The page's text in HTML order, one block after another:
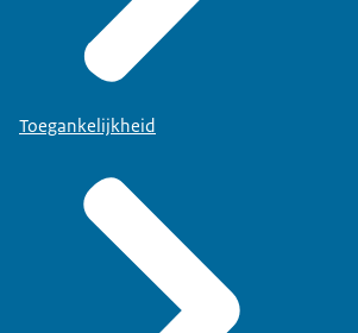
Toegankelijkheid